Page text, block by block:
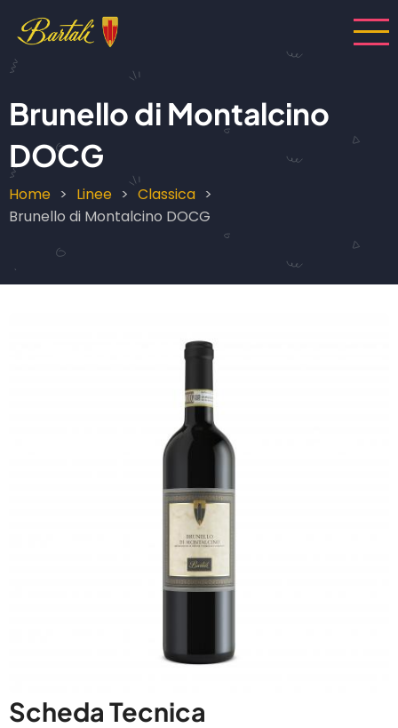
contenuto
principale
Brunello di Montalcino
DOCG
Briciole
pane
Home Linee
Classica
Brunello di Montalcino DOCG
Scheda Tecnica